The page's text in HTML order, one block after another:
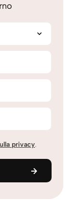
privacy.